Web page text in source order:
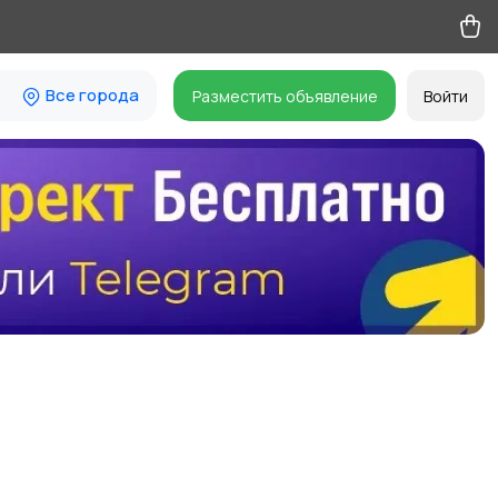
Все города Разместить объявление Войти